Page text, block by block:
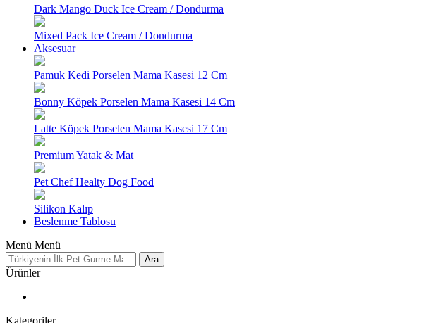
Dark Mango Duck Ice Cream / Dondurma
Mixed Pack Ice Cream / Dondurma
Aksesuar
Pamuk Kedi Porselen Mama Kasesi 12 Cm
Bonny Köpek Porselen Mama Kasesi 14 Cm
Latte Köpek Porselen Mama Kasesi 17 Cm
Premium Yatak & Mat
Pet Chef Healty Dog Food
Silikon Kalıp
Beslenme Tablosu
Menü Menü
Ara
Ürünler
Kategoriler